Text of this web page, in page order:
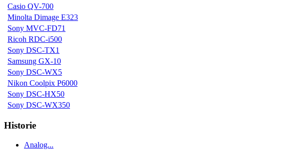
Casio QV-700
Minolta Dimage E323
Sony MVC-FD71
Ricoh RDC-i500
Sony DSC-TX1
Samsung GX-10
Sony DSC-WX5
Nikon Coolpix P6000
Sony DSC-HX50
Sony DSC-WX350
Historie
Analog...